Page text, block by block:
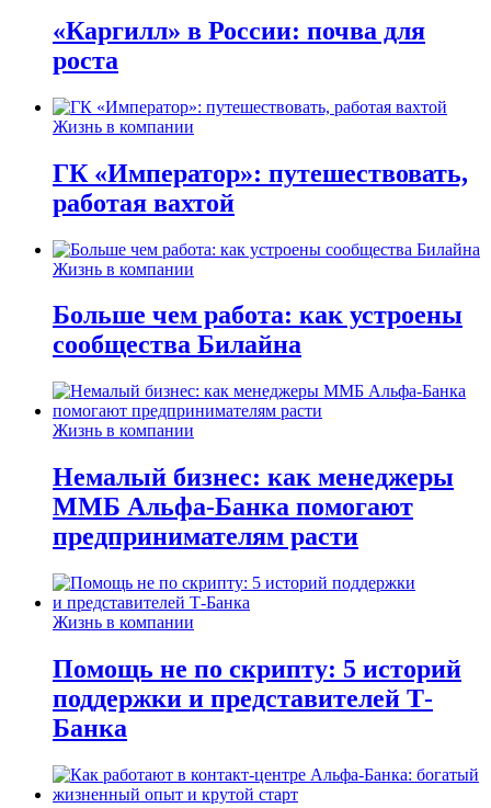
«Каргилл» в России: почва для
роста
Жизнь в компании
ГК «Император»: путешествовать,
работая вахтой
Жизнь в компании
Больше чем работа: как устроены
сообщества Билайна
Жизнь в компании
Немалый бизнес: как менеджеры
ММБ Альфа-Банка помогают
предпринимателям расти
Жизнь в компании
Помощь не по скрипту: 5 историй
поддержки и представителей Т-
Банка